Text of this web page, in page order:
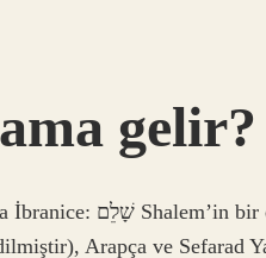
gelir?
Arapça ve Sefarad